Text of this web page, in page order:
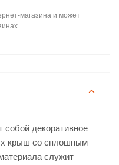
магазина и может
собой декоративное
крыш со сплошным
служит